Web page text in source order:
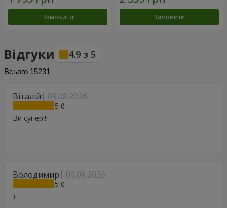
Замовити Замовити
Відгуки 4.9 з 5
Всього 15231
Віталій 09.08.2026
5
Ви супер!!!
Володимир 09.08.2026
5
)